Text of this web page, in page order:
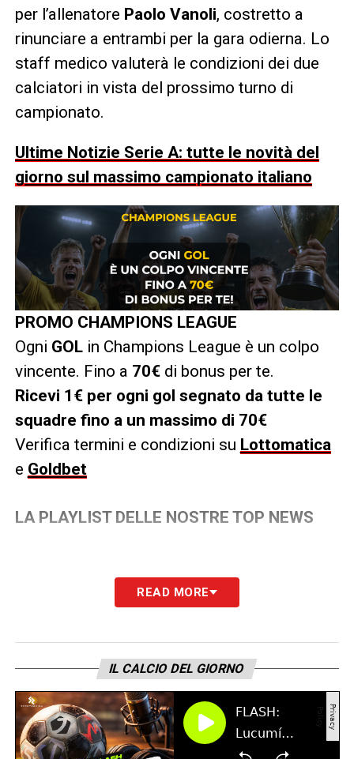
per l’allenatore Paolo Vanoli, costretto a
rinunciare a entrambi per la gara odierna. Lo
staff medico valuterà le condizioni dei due
calciatori in vista del prossimo turno di
campionato.
Ultime Notizie Serie A: tutte le novità del
giorno sul massimo campionato italiano
PROMO CHAMPIONS LEAGUE
Ogni GOLin Champions League è un colpo
vincente. Fino a 70€di bonus per te.
Ricevi 1€ per ogni gol segnato da tutte le
squadre fino a un massimo di 70€
Verifica termini e condizioni su Lottomatica
e Goldbet
LA PLAYLIST DELLE NOSTRE TOP NEWS
READ MORE
IL CALCIO DEL GIORNO